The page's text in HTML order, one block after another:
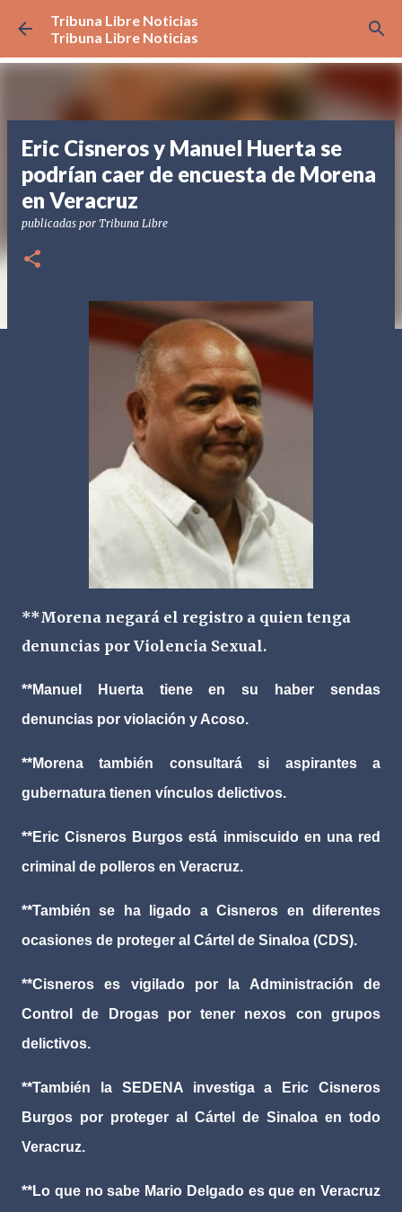
Ir al contenido principal
Tribuna Libre Noticias
Tribuna Libre Noticias
Eric Cisneros y Manuel Huerta se
podrían caer de encuesta de Morena
en Veracruz
publicadas por Tribuna Libre
**Morena negará el registro a quien tenga
denuncias por Violencia Sexual.
**Manuel Huerta tiene en su haber sendas
denuncias por violación y Acoso.
**Morena también consultará si aspirantes a
gubernatura tienen vínculos delictivos.
**Eric Cisneros Burgos está inmiscuido en una red
criminal de polleros en Veracruz.
**También se ha ligado a Cisneros en diferentes
ocasiones de proteger al Cártel de Sinaloa (CDS).
**Cisneros es vigilado por la Administración de
Control de Drogas por tener nexos con grupos
delictivos.
**También la SEDENA investiga a Eric Cisneros
Burgos por proteger al Cártel de Sinaloa en todo
Veracruz.
**Lo que no sabe Mario Delgado es que en Veracruz